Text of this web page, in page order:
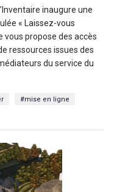
inaugure une
« Laissez-vous
vous propose des accès
ressources issues des
du service du
#mise en ligne